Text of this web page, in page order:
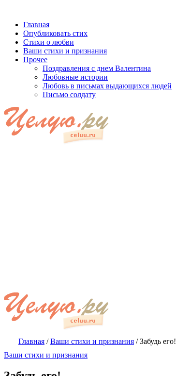
Главная
Опубликовать стих
Стихи о любви
Ваши стихи и признания
Прочее
Поздравления с днем Валентина
Любовные истории
Любовь в письмах выдающихся людей
Письмо солдату
Главная /Ваши стихи и признания /Забудь его!
Ваши стихи и признания